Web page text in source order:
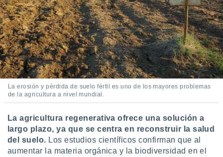
La erosión y pérdida de suelo fértil es uno de los mayores problemas
de la agricultura a nivel mundial.
La agricultura regenerativa ofrece una solución a
largo plazo, ya que se centra en reconstruir la salud
del suelo. Los estudios científicos confirman que al
aumentar la materia orgánica y la biodiversidad en el